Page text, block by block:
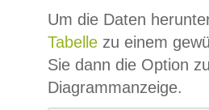
Um die Daten
Tabelle zu einem
Sie dann die Option
Diagrammanzeige.